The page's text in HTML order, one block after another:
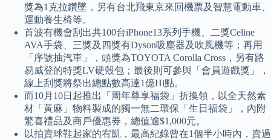
獎為1克拉鑽墜，另有台北飛東京來回機票及智慧電動車、
運動養生椅等。
首波有機會刮出共100台iPhone13系列手機、二獎Celine
AVA手袋、三獎及四獎有Dyson吸塵器及吹風機等；再用
「序號抽汽車」，頭獎為TOYOTA Corolla Cross，另有路
易威登的特獎LV硬殼包；最後則可參與「會員遊戲獎」，
線上刮獎將祭出總點數高達1億Hi點。
而10月10日起推出「周年尊享福袋」折換領，以全天然素
材「黃麻」物料製成的獨一無二環保「生日福袋」，內附
驚喜禮品及商戶優惠券，總值逾$1,000元。
以拍賣球鞋起家的宥凱，最高紀錄曾在1個半小時內，賣過